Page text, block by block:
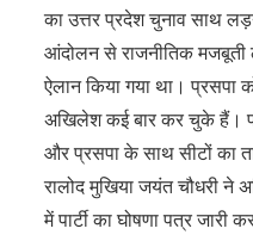
का उत्तर प्रदेश चुनाव साथ
आंदोलन से राजनीतिक मजबूती
ऐलान किया गया था। प्रसपा
अखिलेश कई बार कर चुके हैं।
और प्रसपा के साथ सीटों का
रालोद मुखिया जयंत चौधरी
में पार्टी का घोषणा पत्र